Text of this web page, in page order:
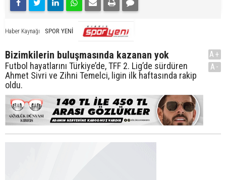
Haber Kaynağı SPOR YENİ
Bizimkilerin buluşmasında kazanan yok
Futbol hayatlarını Türkiye’de, TFF 2. Lig’de sürdüren
Ahmet Sivri ve Zihni Temelci, ligin ilk haftasında rakip
oldu.
A+
A-